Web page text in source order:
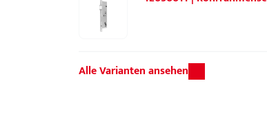
Alle Varianten ansehen